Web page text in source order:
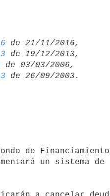
de 21/11/2016,
de 19/12/2013,
de 03/03/2006,
un sistema